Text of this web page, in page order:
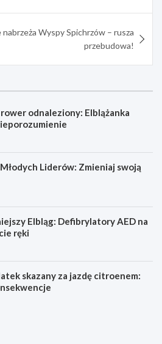
Wyspy Spichrzów – rusza
przebudowa!
odnaleziony: Elblążanka
Liderów: Zmieniaj swoją
Elbląg: Defibrylatory AED na
ręki
skazany za jazdę citroenem: